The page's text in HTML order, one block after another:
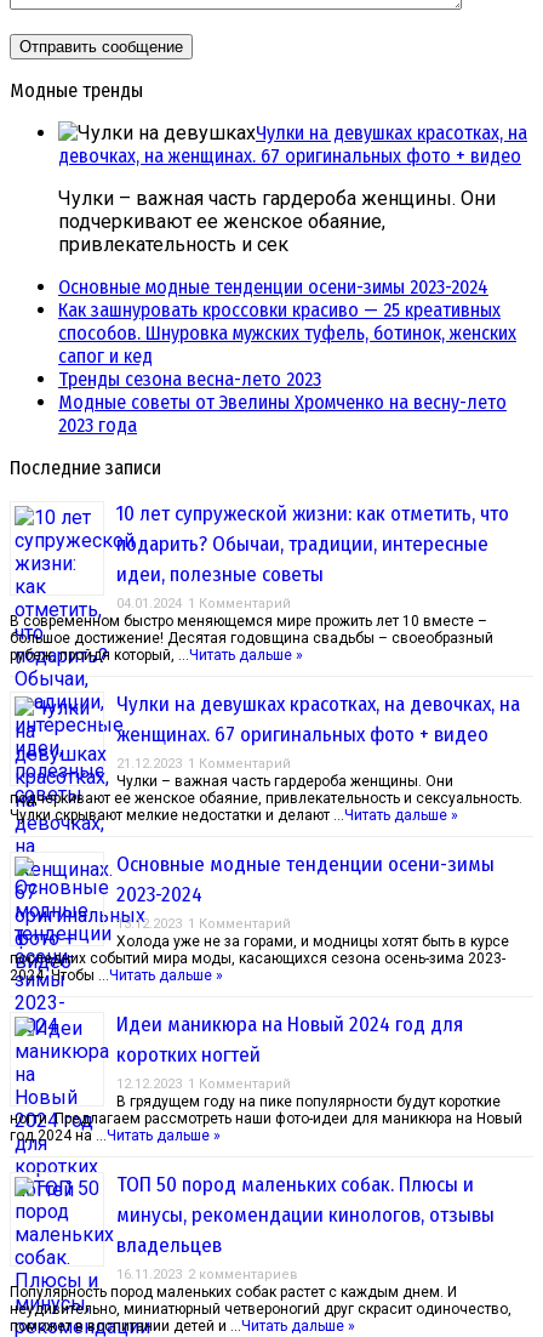
Модные тренды
Чулки на девушках красотках, на
девочках, на женщинах. 67 оригинальных фото + видео
Чулки – важная часть гардероба женщины. Они
подчеркивают ее женское обаяние,
привлекательность и сек
Основные модные тенденции осени-зимы 2023-2024
Как зашнуровать кроссовки красиво — 25 креативных
способов. Шнуровка мужских туфель, ботинок, женских
сапог и кед
Тренды сезона весна-лето 2023
Модные советы от Эвелины Хромченко на весну-лето
2023 года
Последние записи
10 лет супружеской жизни: как отметить, что
подарить? Обычаи, традиции, интересные
идеи, полезные советы
04.01.2024 1 Комментарий
В современном быстро меняющемся мире прожить лет 10 вместе –
большое достижение! Десятая годовщина свадьбы – своеобразный
рубеж, пройдя который, …Читать дальше »
Чулки на девушках красотках, на девочках, на
женщинах. 67 оригинальных фото + видео
21.12.2023 1 Комментарий
Чулки – важная часть гардероба женщины. Они
подчеркивают ее женское обаяние, привлекательность и сексуальность.
Чулки скрывают мелкие недостатки и делают …Читать дальше »
Основные модные тенденции осени-зимы
2023-2024
13.12.2023 1 Комментарий
Холода уже не за горами, и модницы хотят быть в курсе
последних событий мира моды, касающихся сезона осень-зима 2023-
2024. Чтобы …Читать дальше »
Идеи маникюра на Новый 2024 год для
коротких ногтей
12.12.2023 1 Комментарий
В грядущем году на пике популярности будут короткие
ногти. Предлагаем рассмотреть наши фото-идеи для маникюра на Новый
год 2024 на …Читать дальше »
ТОП 50 пород маленьких собак. Плюсы и
минусы, рекомендации кинологов, отзывы
владельцев
16.11.2023 2 комментариев
Популярность пород маленьких собак растет с каждым днем. И
неудивительно, миниатюрный четвероногий друг скрасит одиночество,
поможет в воспитании детей и …Читать дальше »